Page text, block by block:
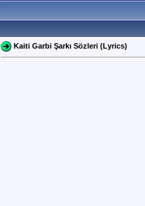
Kaiti Garbi Şarkı Sözleri (Lyrics)